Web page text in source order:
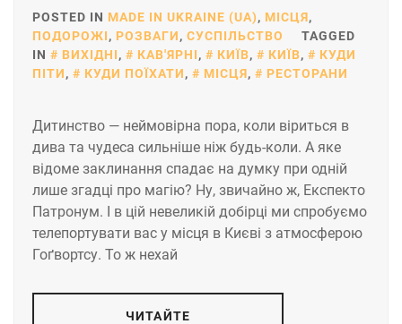
POSTED IN MADE IN UKRAINE (UA), МІСЦЯ,
ПОДОРОЖІ, РОЗВАГИ, СУСПІЛЬСТВО
TAGGED
IN
ВИХІДНІ, КАВ'ЯРНІ, КИЇВ, КИЇВ,
КУДИ
ПІТИ, КУДИ ПОЇХАТИ, МІСЦЯ, РЕСТОРАНИ
Дитинство — неймовірна пора, коли віриться в
дива та чудеса сильніше ніж будь-коли. А яке
відоме заклинання спадає на думку при одній
лише згадці про магію? Ну, звичайно ж, Експекто
Патронум. І в цій невеликій добірці ми спробуємо
телепортувати вас у місця в Києві з атмосферою
Гоґвортсу. То ж нехай
ЧИТАЙТЕ